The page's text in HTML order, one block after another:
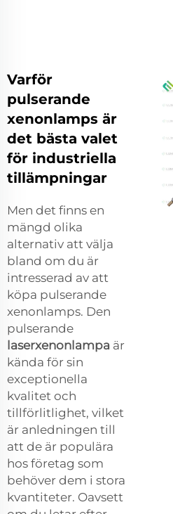
Varför
pulserande
xenonlamps är
det bästa valet
för industriella
tillämpningar
Men det finns en
mängd olika
alternativ att välja
bland om du är
intresserad av att
köpa pulserande
xenonlamps. Den
pulserande
laserxenonlampa är
kända för sin
exceptionella
kvalitet och
tillförlitlighet, vilket
är anledningen till
att de är populära
hos företag som
behöver dem i stora
kvantiteter. Oavsett